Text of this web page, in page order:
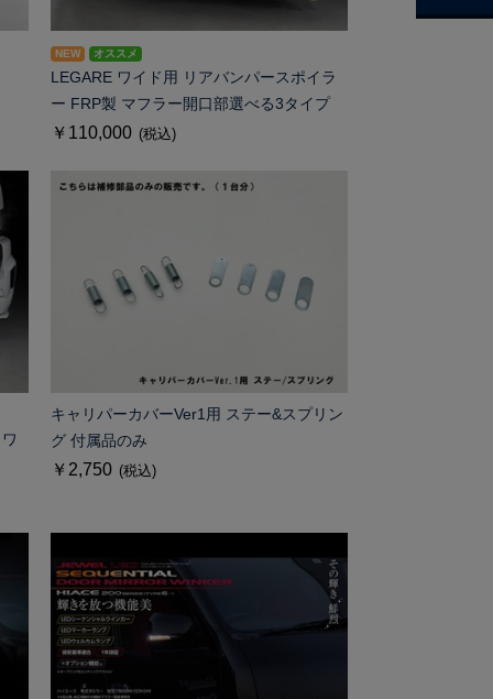
NEW オススメ
LEGARE ワイド用 リアバンパースポイラ
ー FRP製 マフラー開口部選べる3タイプ
￥110,000 (税込)
キャリパーカバーVer1用 ステー&スプリン
グ 付属品のみ
￥2,750 (税込)